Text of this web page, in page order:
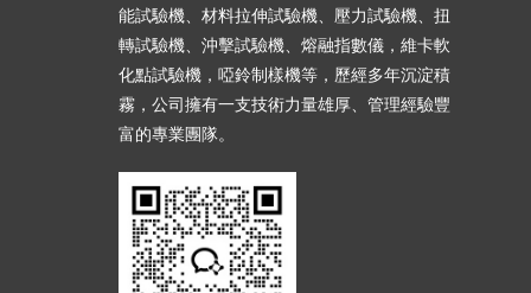
能試驗機、材料拉伸試驗機、壓力試驗機、扭
轉試驗機、沖擊試驗機、熔融指數儀，維卡軟
化點試驗機，啞鈴制樣機等，歷經多年沉淀積
霧，公司擁有一支技術力量雄厚、管理經驗豐
富的專業團隊。